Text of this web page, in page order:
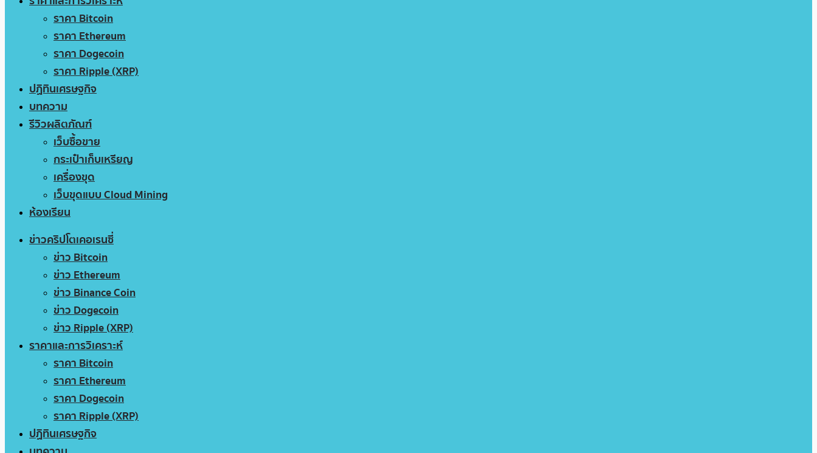
ราคา Bitcoin
ราคา Ethereum
ราคา Dogecoin
ราคา Ripple (XRP)
ปฏิทินเศรษฐกิจ
บทความ
รีวิวผลิตภัณฑ์
เว็บซื้อขาย
กระเป๋าเก็บเหรียญ
เครื่องขุด
เว็บขุดแบบ Cloud Mining
ห้องเรียน
ข่าวคริปโตเคอเรนซี่
ข่าว Bitcoin
ข่าว Ethereum
ข่าว Binance Coin
ข่าว Dogecoin
ข่าว Ripple (XRP)
ราคาและการวิเคราะห์
ราคา Bitcoin
ราคา Ethereum
ราคา Dogecoin
ราคา Ripple (XRP)
ปฏิทินเศรษฐกิจ